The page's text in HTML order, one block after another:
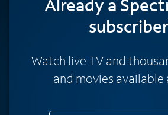
Already a
Watch live TV and
and movies available